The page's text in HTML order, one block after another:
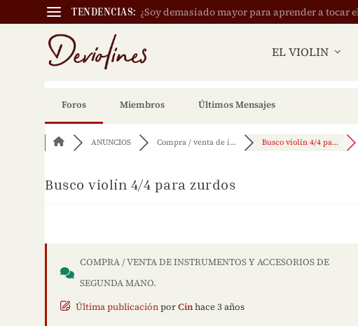
TENDENCIAS: ¿Soy demasiado mayor para aprender a tocar
EL VIOLIN
Foros Miembros Últimos Mensajes
ANUNCIOS Compra / venta de i... Busco violín 4/4 pa...
Busco violín 4/4 para zurdos
COMPRA / VENTA DE INSTRUMENTOS Y ACCESORIOS DE
SEGUNDA MANO.
Última publicación por Cin hace 3 años